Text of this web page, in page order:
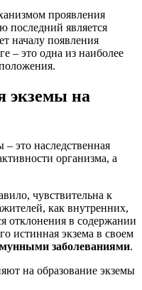
проявления
последний является
началу появления
– это одна из наиболее
экземы на
это наследственная
организма, а
чувствительна к
как внутренних,
отклонения в содержании
истинная экзема в своем
заболеваниями.
на образование экземы